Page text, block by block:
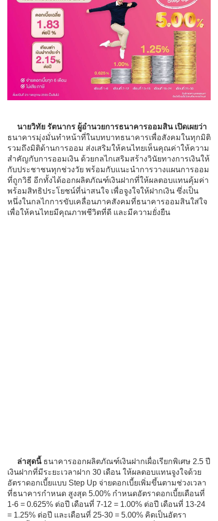
นายวิทัย รัตนากร ผู้อำนวยการธนาคารออมสิน เปิดเผยว่า
ธนาคารมุ่งมั่นทำหน้าที่ในบทบาทธนาคารเพื่อสังคมในทุกมิติ
รวมถึงมิติด้านการออม ส่งเสริมให้คนไทยเห็นคุณค่าให้ความ
สำคัญกับการออมเงิน ด้วยกลไกเสริมสร้างวินัยทางการเงินให้
กับประชาชนทุกช่วงวัย พร้อมกับแนะนำการวางแผนการออม
ที่ถูกวิธี อีกทั้งได้ออกผลิตภัณฑ์เงินฝากที่ให้ผลตอบแทนคุ้มค่า
พร้อมสิทธิประโยชน์ที่น่าสนใจ เพื่อจูงใจให้ฝากเงิน ซึ่งเป็น
หนึ่งในกลไกการขับเคลื่อนภาคสังคมที่ธนาคารออมสินใส่ใจ
เพื่อให้คนไทยมีคุณภาพชีวิตที่ดี และมีความยั่งยืน
ล่าสุดนี้ธนาคารออกผลิตภัณฑ์เงินฝากเผื่อเรียกพิเศษ 2.5 ปี
เงินฝากที่มีระยะเวลาฝาก 30 เดือน ให้ผลตอบแทนจูงใจด้วย
อัตราดอกเบี้ยแบบ Step Up จ่ายดอกเบี้ยเพิ่มขึ้นตามช่วงเวลา
ที่ธนาคารกำหนด สูงสุด 5.00% กำหนดอัตราดอกเบี้ยเดือนที่
1-6 = 0.625% ต่อปี เดือนที่ 7-12 = 1.00% ต่อปี เดือนที่ 13-24
= 1.25% ต่อปี และเดือนที่ 25-30 = 5.00% คิดเป็นอัตรา